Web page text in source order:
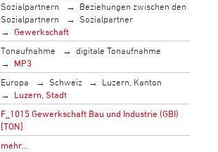
Sozialpartnern
Beziehungen zwischen den
Sozialpartnern
Sozialpartner
Gewerkschaft
Tonaufnahme
digitale Tonaufnahme
MP3
Europa Schweiz
Luzern, Kanton
Luzern, Stadt
F_1015 Gewerkschaft Bau und Industrie (GBI)
[TON]
mehr…